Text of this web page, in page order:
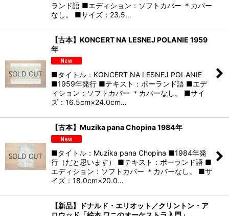
ランド語 ■エディション：ソフトカバー ＊カバー
なし。 ■サイズ：23.5…
【古本】KONCERT NA LESNEJ POLANIE 1959
年
■タイトル：KONCERT NA LESNEJ POLANIE
■1959年発行 ■テキスト：ポーランド語 ■エデ
ィション：ソフトカバー ＊カバーなし。 ■サイ
ズ：16.5cm×24.0cm…
【古本】Muzika pana Chopina 1984年
■タイトル：Muzika pana Chopina ■1984年発
行（だと思います） ■テキスト：ポーランド語 ■
エディション：ソフトカバー ＊カバーなし。 ■サ
イズ：18.0cm×20.0…
【新品】ドナルド・エリオット／クリントン・ア